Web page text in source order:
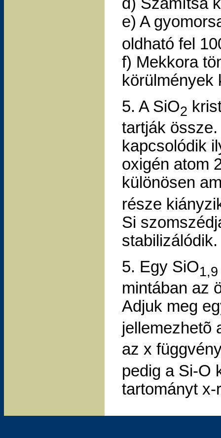
e) A
oldható fel
f) Mekkora
körülmények
5. A SiO2
tartják
kapcsolódik
oxigén atom
különösen
része
Si
stabilizálódik.
5. Egy SiO1,9
mintában az
Adjuk meg
jellemezhetõ
az x
pedig a Si-O
tartományt x-